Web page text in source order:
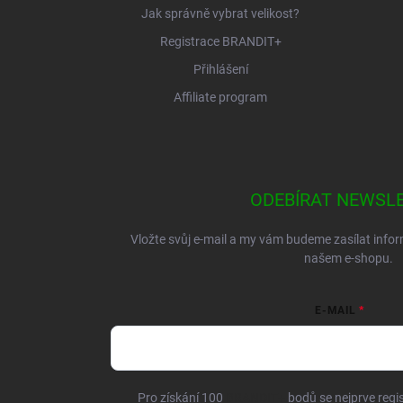
Jak správně vybrat velikost?
Registrace BRANDIT+
Přihlášení
Affiliate program
ODEBÍRAT
Vložte svůj e-mail a my vám budeme zasílat
našem e-shopu.
E-MAIL
Pro získání 100 bodů se nejprve